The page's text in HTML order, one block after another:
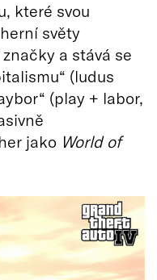
které svou
světy
a stává se
(ludus
(play + labor,
jako World of